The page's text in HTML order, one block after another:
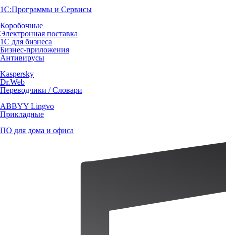
1С:Программы и Сервисы
Коробочные
Электронная поставка
1С для бизнеса
Бизнес-приложения
Антивирусы
Kaspersky
Dr.Web
Переводчики / Словари
ABBYY Lingvo
Прикладные
ПО для дома и офиса